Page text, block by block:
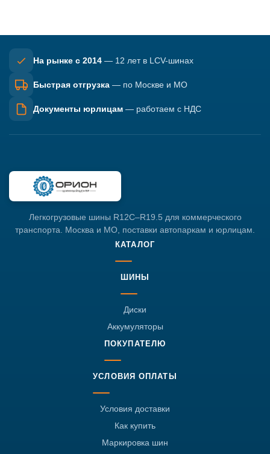
На рынке с 2014 — 12 лет в LCV-шинах
Быстрая отгрузка — по Москве и МО
Документы юрлицам — работаем с НДС
Легкогрузовые шины R12C–R19.5 для коммерческого
транспорта. Москва и МО, поставки автопаркам и юрлицам.
КАТАЛОГ
ШИНЫ
Диски
Аккумуляторы
ПОКУПАТЕЛЮ
УСЛОВИЯ ОПЛАТЫ
Условия доставки
Как купить
Маркировка шин